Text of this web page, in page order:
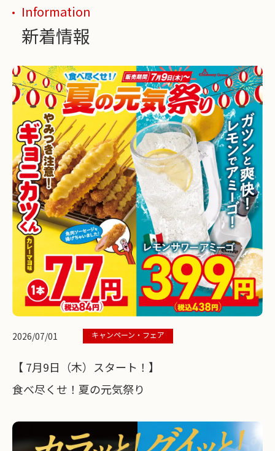
Information
新着情報
2026/07/01 キャンペーン・フェア
【 7月9日（木）スタート！】
食べ尽くせ！夏の元気祭り